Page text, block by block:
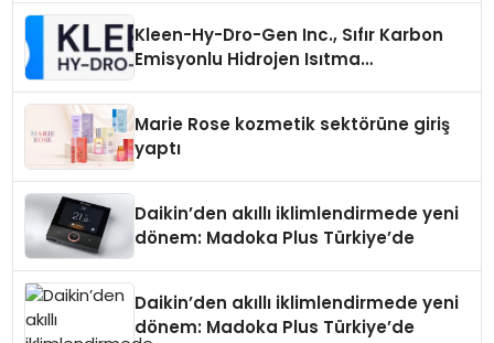
Kleen-Hy-Dro-Gen Inc., Sıfır Karbon
Emisyonlu Hidrojen Isıtma
Marie Rose kozmetik sektörüne giriş
yaptı
Daikin’den akıllı iklimlendirmede yeni
dönem: Madoka Plus Türkiye’de
Daikin’den akıllı iklimlendirmede yeni
dönem: Madoka Plus Türkiye’de